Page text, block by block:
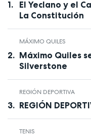
El Yeclano y el
La Constitución
MÁXIMO QUILES
Máximo Quiles
Silverstone
REGIÓN DEPORTIVA
REGIÓN
TENIS